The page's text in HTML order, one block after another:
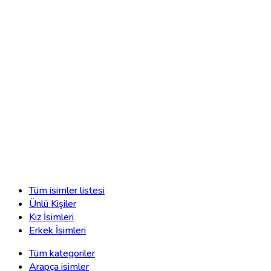
Tüm isimler listesi
Ünlü Kişiler
Kız İsimleri
Erkek İsimleri
Tüm kategoriler
Arapça isimler